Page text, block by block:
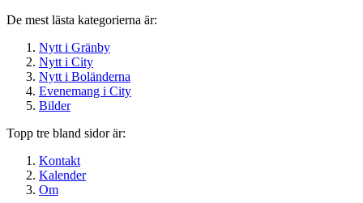
De mest lästa kategorierna är:
Nytt i Gränby
Nytt i City
Nytt i Boländerna
Evenemang i City
Bilder
Topp tre bland sidor är:
Kontakt
Kalender
Om